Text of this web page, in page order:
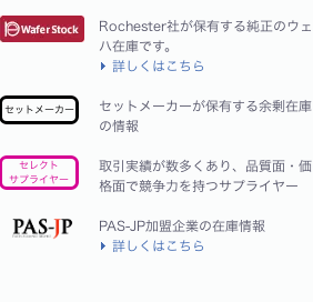
Rochester社が保有する純正のウェ
ハ在庫です。
詳しくはこちら
セットメーカー
セットメーカーが保有する余剰在庫
の情報
セレクト
サプライヤー
取引実績が数多くあり、品質面・価
格面で競争力を持つサプライヤー
PAS-JP加盟企業の在庫情報
詳しくはこちら